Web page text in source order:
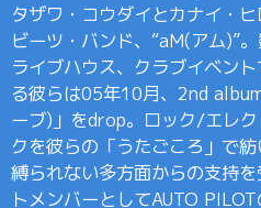
タザワ・コウダイとカナイ・
ビーツ・バンド、“aM(アム)”
ライブハウス、クラブイベン
る彼らは05年10月、2nd
ーブ)」をdrop。ロック/エレ
クを彼らの「うたごころ」で
縛られない多方面からの支持
トメンバーとしてAUTO PILOT